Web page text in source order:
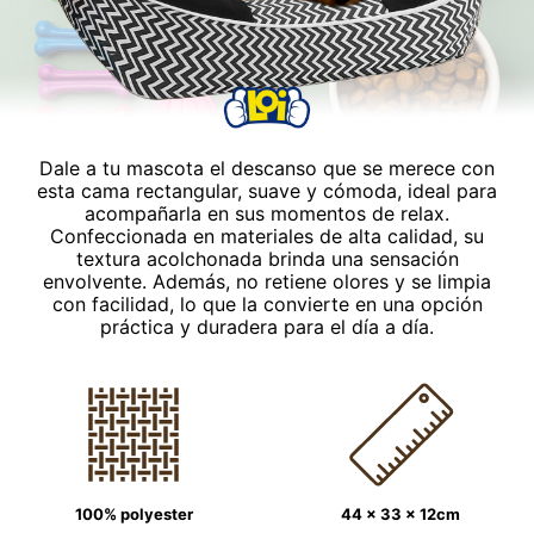
Dale a tu mascota el descanso que se merece con
esta cama rectangular, suave y cómoda, ideal para
acompañarla en sus momentos de relax.
Confeccionada en materiales de alta calidad, su
textura acolchonada brinda una sensación
envolvente. Además, no retiene olores y se limpia
con facilidad, lo que la convierte en una opción
práctica y duradera para el día a día.
100% polyester 44 x 33 x 12cm